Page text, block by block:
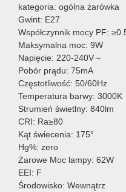
kategoria: ogólna żarówka
Gwint: E27
Współczynnik mocy PF:
Maksymalna moc: 9W
Napięcie: 220-240V～
Pobór prądu: 75mA
Częstotliwość: 50/60Hz
Temperatura barwy: 3000K
Strumień świetlny: 840lm
CRI: Ra≥80
Kąt świecenia: 175°
Hg%: zero
Żarowe Moc lampy: 62W
EEI: F
Środowisko: Wewnątrz